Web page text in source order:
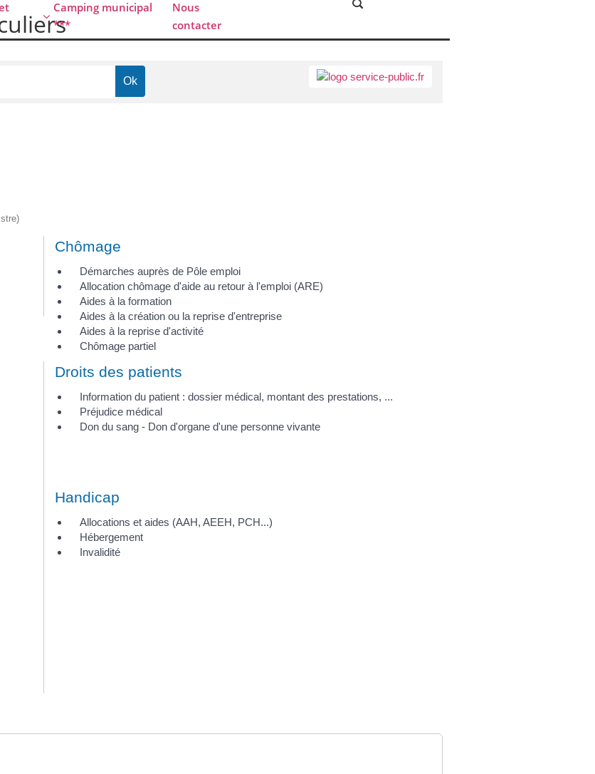
Camping municipal
***
Nous
contacter
Chômage
Démarches auprès de Pôle emploi
Allocation chômage d'aide au retour à l'emploi (ARE)
Aides à la formation
Aides à la création ou la reprise d'entreprise
Aides à la reprise d'activité
Chômage partiel
Droits des patients
Information du patient : dossier médical, montant des prestations, ...
Préjudice médical
Don du sang - Don d'organe d'une personne vivante
Handicap
Allocations et aides (AAH, AEEH, PCH...)
Hébergement
Invalidité